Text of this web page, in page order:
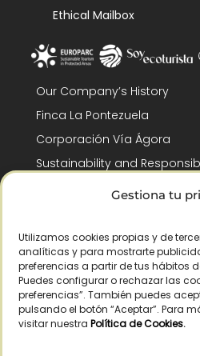
Gestiona tu
Utilizamos cookies propias y de
analíticas y para mostrarte
preferencias a partir de tus hábitos
Puedes configurar o rechazar las
preferencias”. También puedes
pulsando el botón “Aceptar”. Para
visitar nuestra Política de Cookies.
Ethical Mailbox
Our Company’s History
Finca La Pontezuela
Corporación Vía Ágora
Sustainability and
CSR and Fundación Gómez-
Recognitions